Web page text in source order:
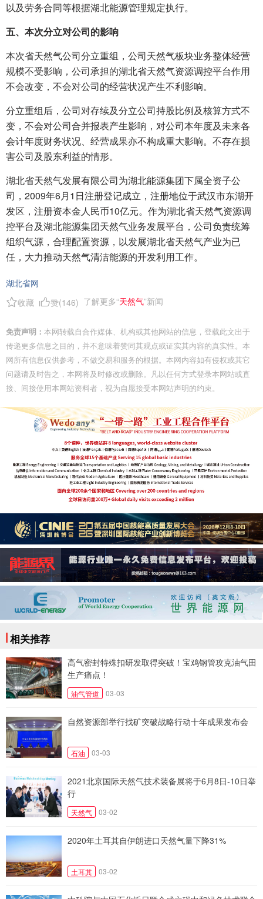
以及劳务合同等根据湖北能源管理规定执行。
五、本次分立对公司的影响
本次省天然气公司分立重组，公司天然气板块业务整体经营
规模不受影响，公司承担的湖北省天然气资源调控平台作用
不会改变，不会对公司的经营状况产生不利影响。
分立重组后，公司对存续及分立公司持股比例及核算方式不
变，不会对公司合并报表产生影响，对公司本年度及未来各
会计年度财务状况、经营成果亦不构成重大影响。不存在损
害公司及股东利益的情形。
湖北省天然气发展有限公司为湖北能源集团下属全资子公
司，2009年6月1日注册登记成立，注册地位于武汉市东湖开
发区，注册资本金人民币10亿元。作为湖北省天然气资源调
控平台及湖北能源集团天然气业务发展平台，公司负责统筹
组织气源，合理配置资源，以发展湖北省天然气产业为已
任，大力推动天然气清洁能源的开发利用工作。
湖北省网
收藏
赞(146) 了解更多“天然气”新闻
免责声明： 本网转载自合作媒体、机构或其他网站的信息，登载此文出于
传递更多信息之目的，并不意味着赞同其观点或证实其内容的真实性。本
网所有信息仅供参考，不做交易和服务的根据。本网内容如有侵权或其它
问题请及时告之，本网将及时修改或删除。凡以任何方式登录本网站或直
接、间接使用本网站资料者，视为自愿接受本网站声明的约束。
相关推荐
高气密封特殊扣研发取得突破！宝鸡钢管攻克油气田
生产痛点！
油气管道 03-03
自然资源部举行找矿突破战略行动十年成果发布会
石油 03-03
2021北京国际天然气技术装备展将于6月8日-10日举
行
天然气 03-02
2020年土耳其自伊朗进口天然气量下降31%
土耳其 03-02